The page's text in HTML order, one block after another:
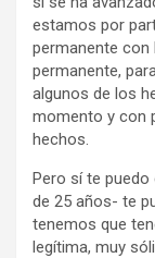
estamos por
permanente con
permanente,
algunos de los
momento y con
hechos.
Pero sí te
de 25 años- te
tenemos que
legítima, muy